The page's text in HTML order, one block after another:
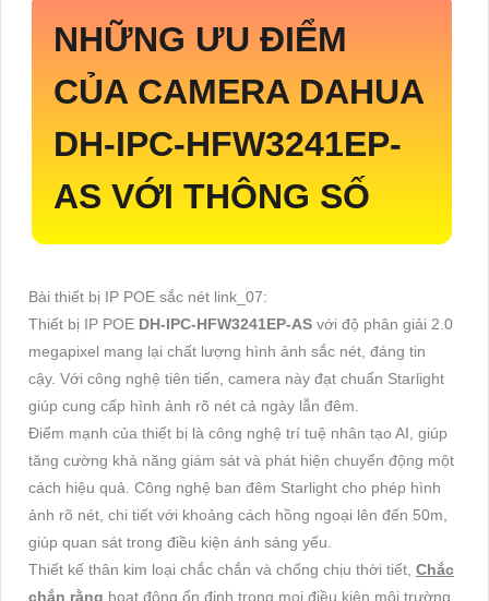
NHỮNG ƯU ĐIỂM
CỦA CAMERA DAHUA
DH-IPC-HFW3241EP-
AS VỚI THÔNG SỐ
Bài thiết bị IP POE sắc nét link_07:
Thiết bị IP POE DH-IPC-HFW3241EP-AS với độ phân giải 2.0
megapixel mang lại chất lượng hình ảnh sắc nét, đáng tin
cậy. Với công nghệ tiên tiến, camera này đạt chuẩn Starlight
giúp cung cấp hình ảnh rõ nét cả ngày lẫn đêm.
Điểm mạnh của thiết bị là công nghệ trí tuệ nhân tạo AI, giúp
tăng cường khả năng giám sát và phát hiện chuyển động một
cách hiệu quả. Công nghệ ban đêm Starlight cho phép hình
ảnh rõ nét, chi tiết với khoảng cách hồng ngoại lên đến 50m,
giúp quan sát trong điều kiện ánh sáng yếu.
Thiết kế thân kim loại chắc chắn và chống chịu thời tiết, Chắc
chắn rằng hoạt động ổn định trong mọi điều kiện môi trường.